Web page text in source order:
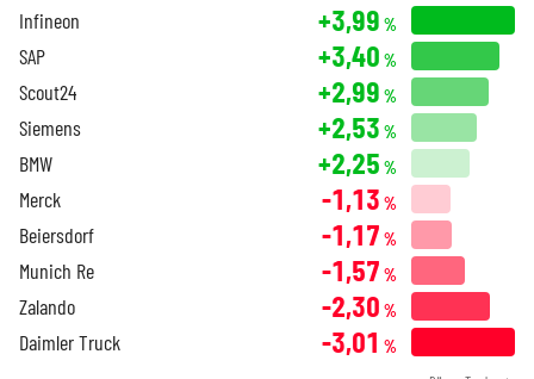
Infineon +3,99 %
SAP +3,40 %
Scout24 +2,99 %
Siemens +2,53 %
BMW +2,25 %
Merck -1,13 %
Beiersdorf -1,17 %
Munich Re -1,57 %
Zalando -2,30 %
Daimler Truck -3,01 %